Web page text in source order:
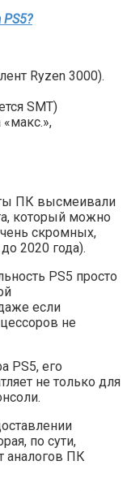
Ryzen 3000).
SMT)
«макс.»,
ПК высмеивали
который можно
скромных,
2020 года).
PS5 просто
если
не
PS5, его
не только для
по сути,
аналогов ПК